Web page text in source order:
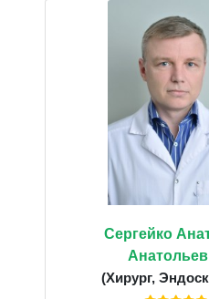
Сергейко
(Хирург,